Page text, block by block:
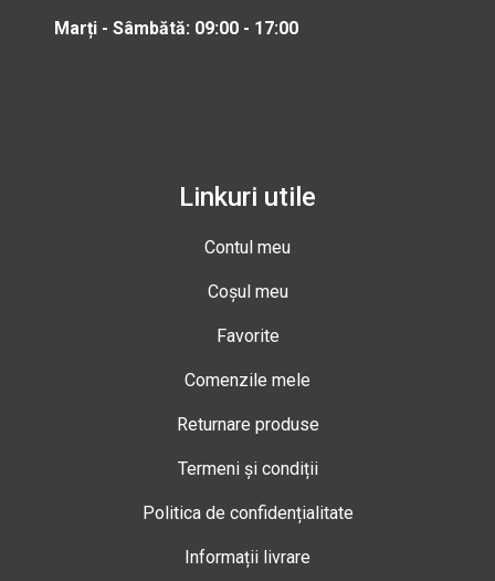
Marți - Sâmbătă: 09:00 - 17:00
Linkuri utile
Contul meu
Coșul meu
Favorite
Comenzile mele
Returnare produse
Termeni și condiții
Politica de confidențialitate
Informații livrare